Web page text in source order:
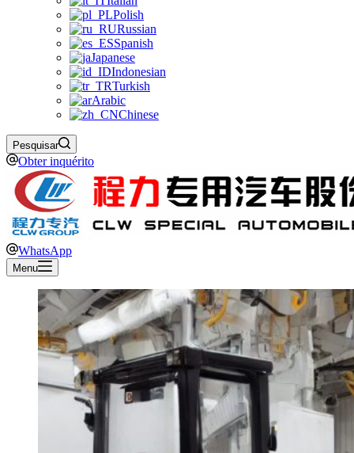
Polish
Russian
Spanish
Japanese
Indonesian
Turkish
Arabic
Chinese
Pesquisar
Obter inquérito
WhatsApp
Menu